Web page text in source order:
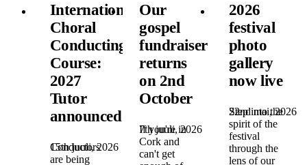
International
Choral
Conducting
Course:
2027
Tutor
announced!
15th juuli, 2026
Conductors
are being
Our
gospel
fundraiser
returns
on 2nd
October
7th juuli, 2026
If you're in
Cork and
can't get
2026
festival
photo
gallery
now live
22nd mai, 2026
Step into the
spirit of the
festival
through the
lens of our